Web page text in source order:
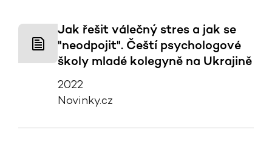
Jak řešit válečný stres a jak se
"neodpojit". Čeští psychologové
školy mladé kolegyně na Ukrajině
2022
Novinky.cz